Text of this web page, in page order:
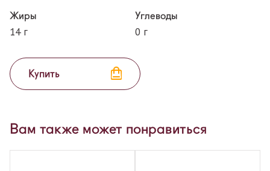
Жиры
14 г
Углеводы
0 г
Купить
Вам также может понравиться